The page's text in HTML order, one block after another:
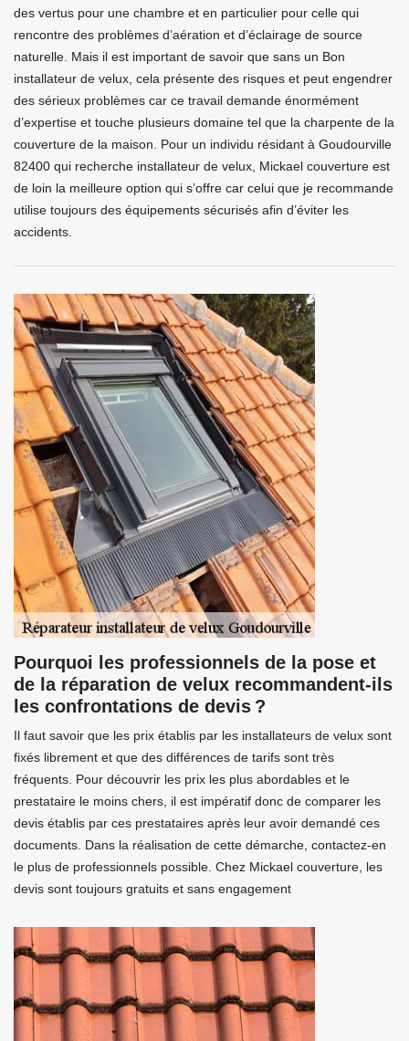
des vertus pour une chambre et en particulier pour celle qui
rencontre des problèmes d’aération et d’éclairage de source
naturelle. Mais il est important de savoir que sans un Bon
installateur de velux, cela présente des risques et peut engendrer
des sérieux problèmes car ce travail demande énormément
d’expertise et touche plusieurs domaine tel que la charpente de la
couverture de la maison. Pour un individu résidant à Goudourville
82400 qui recherche installateur de velux, Mickael couverture est
de loin la meilleure option qui s’offre car celui que je recommande
utilise toujours des équipements sécurisés afin d’éviter les
accidents.
Pourquoi les professionnels de la pose et
de la réparation de velux recommandent-ils
les confrontations de devis ?
Il faut savoir que les prix établis par les installateurs de velux sont
fixés librement et que des différences de tarifs sont très
fréquents. Pour découvrir les prix les plus abordables et le
prestataire le moins chers, il est impératif donc de comparer les
devis établis par ces prestataires après leur avoir demandé ces
documents. Dans la réalisation de cette démarche, contactez-en
le plus de professionnels possible. Chez Mickael couverture, les
devis sont toujours gratuits et sans engagement